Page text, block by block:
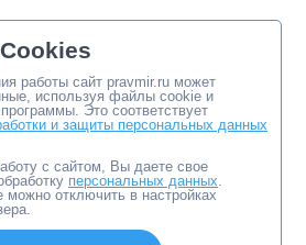
работы сайт pravmir.ru может
используя файлы cookie и
Это соответствует
и защиты персональных данных
с сайтом, Вы даете свое
персональных данных.
отключить в настройках